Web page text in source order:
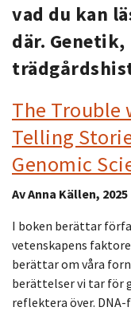
vad du kan
där.
The Trouble
Telling
Genomic
Av Anna Källen, 2025
I boken berättar
vetenskapens
berättar om våra
berättelser vi tar för
reflektera över.